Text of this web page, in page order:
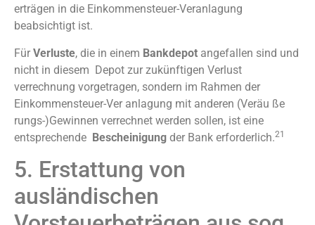
erträgen in die Einkommensteuer-Veranlagung
beabsichtigt ist.
Für Verluste, die in einem Bankdepot angefallen sind und
nicht in diesem Depot zur zukünftigen Verlust
verrechnung vorgetragen, sondern im Rahmen der
Einkommensteuer-Ver anlagung mit anderen (Veräu ße
rungs-)Gewinnen verrechnet werden sollen, ist eine
entsprechende Bescheinigung der Bank erforderlich.21
5. Erstattung von
ausländischen